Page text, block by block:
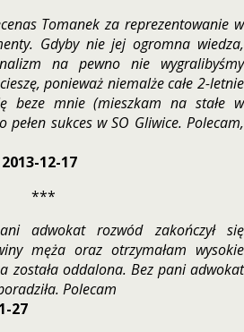
Tomanek za reprezentowanie w
Gdyby nie jej ogromna wiedza,
na pewno nie wygralibyśmy
ponieważ niemalże całe 2-letnie
beze mnie (mieszkam na stałe w
sukces w SO Gliwice. Polecam,
12-17
***
adwokat rozwód zakończył się
męża oraz otrzymałam wysokie
została oddalona. Bez pani adwokat
Polecam
27